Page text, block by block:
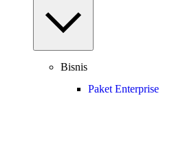
Bisnis
Paket Enterprise